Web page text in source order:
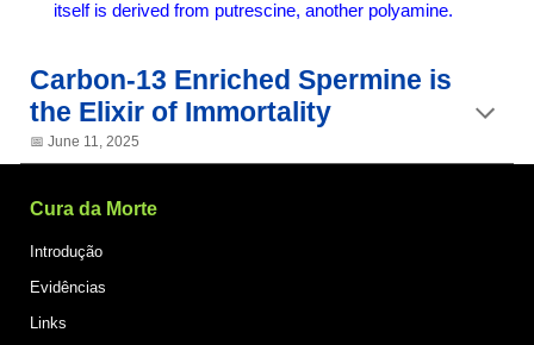
itself is derived from putrescine,another polyamine.
Carbon-13 Enriched Spermine is
the Elixir of Immortality
📅︎June 11, 2025
Cura da Morte
Introdução
Evidências
Links